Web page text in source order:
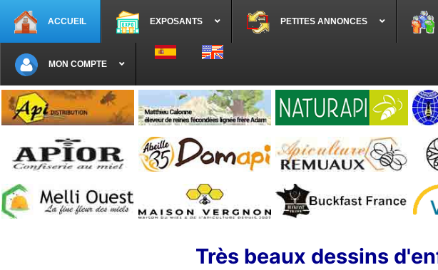
ACCUEIL EXPOSANTS PETITES ANNONCES
MON COMPTE
Sélectionnez votre langue
Très beaux dessins